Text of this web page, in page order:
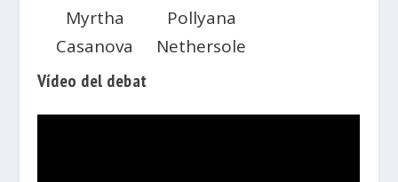
Myrtha
Casanova
Pollyana
Nethersole
Vídeo del debat